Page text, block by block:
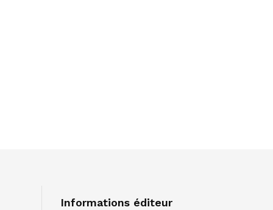
Informations éditeur